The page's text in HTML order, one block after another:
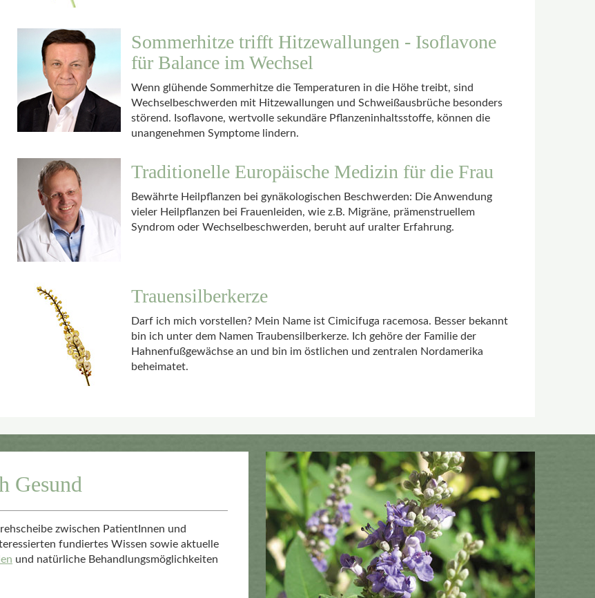
Sommerhitze trifft Hitzewallungen - Isoflavone
für Balance im Wechsel
Wenn glühende Sommerhitze die Temperaturen in die Höhe treibt, sind
Wechselbeschwerden mit Hitzewallungen und Schweißausbrüche besonders
störend. Isoflavone, wertvolle sekundäre Pflanzeninhaltsstoffe, können die
unangenehmen Symptome lindern.
Traditionelle Europäische Medizin für die Frau
Bewährte Heilpflanzen bei gynäkologischen Beschwerden: Die Anwendung
vieler Heilpflanzen bei Frauenleiden, wie z.B. Migräne, prämenstruellem
Syndrom oder Wechselbeschwerden, beruht auf uralter Erfahrung.
Trauensilberkerze
Darf ich mich vorstellen? Mein Name ist Cimicifuga racemosa. Besser bekannt
bin ich unter dem Namen Traubensilberkerze. Ich gehöre der Familie der
Hahnenfußgewächse an und bin im östlichen und zentralen Nordamerika
beheimatet.
Gesund
zwischen PatientInnen und
fundiertes Wissen sowie aktuelle
und natürliche Behandlungsmöglichkeiten